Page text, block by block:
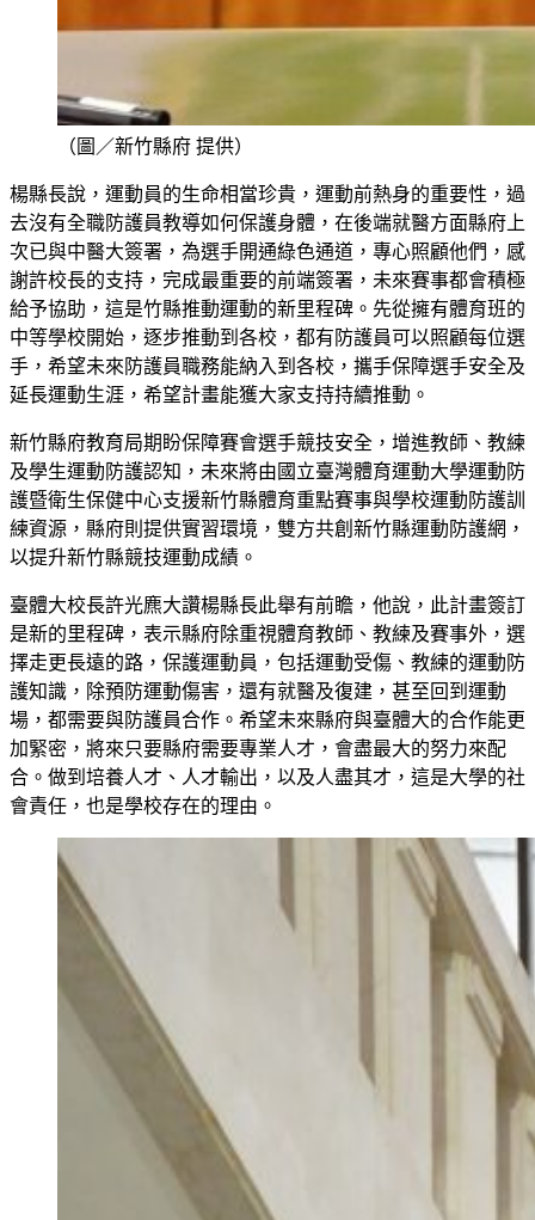
（圖／新竹縣府 提供）
楊縣長說，運動員的生命相當珍貴，運動前熱身的重要性，過
去沒有全職防護員教導如何保護身體，在後端就醫方面縣府上
次已與中醫大簽署，為選手開通綠色通道，專心照顧他們，感
謝許校長的支持，完成最重要的前端簽署，未來賽事都會積極
給予協助，這是竹縣推動運動的新里程碑。先從擁有體育班的
中等學校開始，逐步推動到各校，都有防護員可以照顧每位選
手，希望未來防護員職務能納入到各校，攜手保障選手安全及
延長運動生涯，希望計畫能獲大家支持持續推動。
新竹縣府教育局期盼保障賽會選手競技安全，增進教師、教練
及學生運動防護認知，未來將由國立臺灣體育運動大學運動防
護暨衛生保健中心支援新竹縣體育重點賽事與學校運動防護訓
練資源，縣府則提供實習環境，雙方共創新竹縣運動防護網，
以提升新竹縣競技運動成績。
臺體大校長許光麃大讚楊縣長此舉有前瞻，他說，此計畫簽訂
是新的里程碑，表示縣府除重視體育教師、教練及賽事外，選
擇走更長遠的路，保護運動員，包括運動受傷、教練的運動防
護知識，除預防運動傷害，還有就醫及復建，甚至回到運動
場，都需要與防護員合作。希望未來縣府與臺體大的合作能更
加緊密，將來只要縣府需要專業人才，會盡最大的努力來配
合。做到培養人才、人才輸出，以及人盡其才，這是大學的社
會責任，也是學校存在的理由。